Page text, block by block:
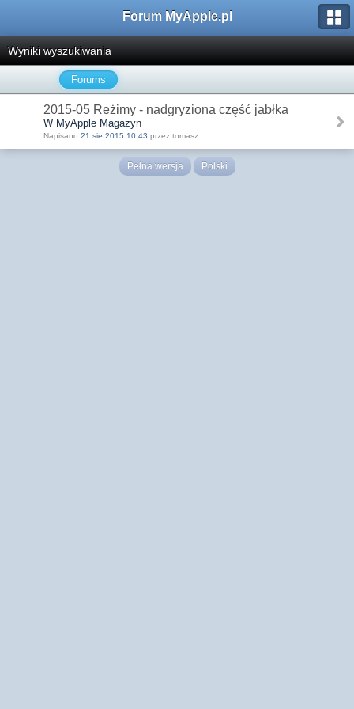
Forum MyApple.pl
Wyniki wyszukiwania
Forums
2015-05 Reżimy - nadgryziona część jabłka
W MyApple Magazyn
Napisano 21 sie 2015 10:43 przez tomasz
Pełna wersja Polski